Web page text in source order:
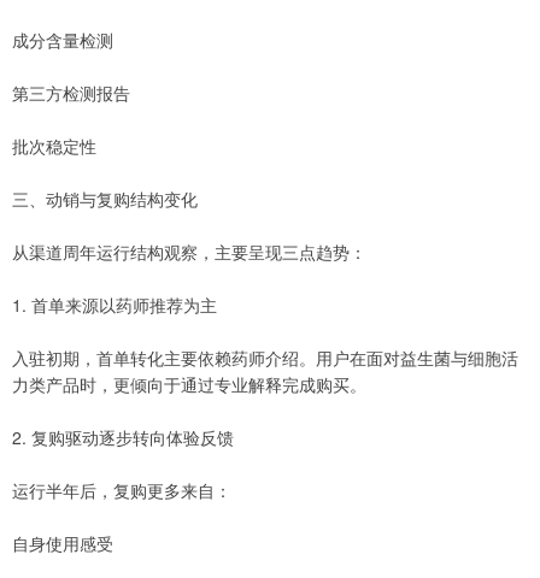
成分含量检测
第三方检测报告
批次稳定性
三、动销与复购结构变化
从渠道周年运行结构观察，主要呈现三点趋势：
1. 首单来源以药师推荐为主
入驻初期，首单转化主要依赖药师介绍。用户在面对益生菌与细胞活
力类产品时，更倾向于通过专业解释完成购买。
2. 复购驱动逐步转向体验反馈
运行半年后，复购更多来自：
自身使用感受